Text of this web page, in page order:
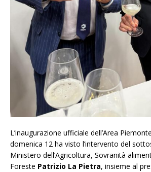
L’inaugurazione ufficiale dell’Area
domenica 12 ha visto l’intervento del
Ministero dell’Agricoltura, Sovranità
Foreste Patrizio La Pietra, insieme al